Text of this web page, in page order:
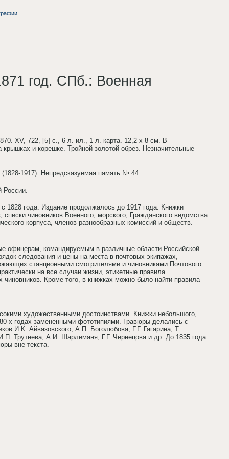
год. СПб.: Военная
XV, 722, [5] с., 6 л. ил., 1 л. карта. 12,2 х 8 см. В
и корешке. Тройной золотой обрез. Незначительные
1917): Непредсказуемая память № 44.
1828 года. Издание продолжалось до 1917 года. Книжки
чиновников Военного, морского, Гражданского ведомства
корпуса, членов разнообразных комиссий и обществ.
офицерам, командируемым в различные области Российской
следования и цены на места в почтовых экипажах,
станционными смотрителями и чиновниками Почтового
на все случаи жизни, этикетные правила
Кроме того, в книжках можно было найти правила
художественными достоинствами. Книжки небольшого,
х годах замененными фототипиями. Гравюры делались с
И.К. Айвазовского, А.П. Боголюбова, Г.Г. Гагарина, Т.
Трутнева, А.И. Шарлеманя, Г.Г. Чернецова и др. До 1835 года
вне текста.